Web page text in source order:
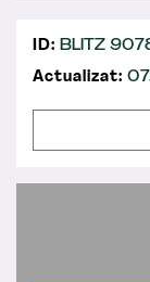
ID: BLITZ
Actualizat: